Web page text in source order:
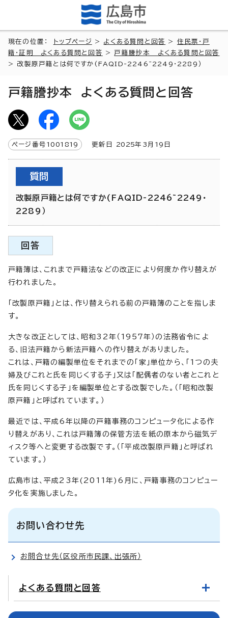
現在の位置： トップページ > よくある質問と回答 > 住民票・戸
籍・証明 よくある質問と回答
>戸籍謄抄本 よくある質問と回答
> 改製原戸籍とは何ですか(FAQID-2246~2249・2289）
戸籍謄抄本 よくある質問と回答
ページ番号 1001819 更新日 2025年3月 19 日
質問
改製原戸籍とは何ですか(FAQID-2246~2249・
2289）
回答
戸籍簿は、これまで戸籍法などの改正により何度か作り替えが
行われました。
「改製原戸籍」とは、作り替えられる前の戸籍簿のことを指しま
す。
大きな改正としては、昭和32年（1957年）の法務省令によ
る、旧法戸籍から新法戸籍への作り替えがありました。
これは、戸籍の編製単位をそれまでの「家」単位から、「1つの夫
婦及びこれと氏を同じくする子」又は「配偶者のない者とこれと
氏を同じくする子」を編製単位とする改製でした。（「昭和改製
原戸籍」と呼ばれています。）
最近では、平成6年以降の戸籍事務のコンピュータ化による作
り替えがあり、これは戸籍簿の保管方法を紙の原本から磁気デ
ィスク等へと変更する改製です。（「平成改製原戸籍」と呼ばれ
ています。）
広島市は、平成23年(2011年)6月に、戸籍事務のコンピュー
タ化を実施しました。
お問い合わせ先
お問合せ先（区役所市民課、出張所）
よくある質問と回答